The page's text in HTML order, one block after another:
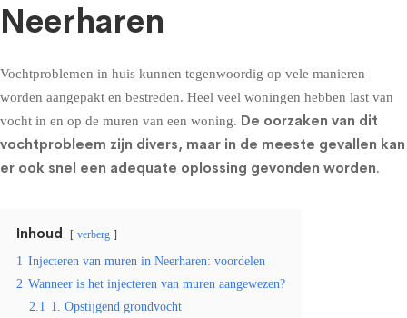
Neerharen
Vochtproblemen in huis kunnen tegenwoordig op vele manieren
worden aangepakt en bestreden. Heel veel woningen hebben last van
vocht in en op de muren van een woning. De oorzaken van dit
vochtprobleem zijn divers, maar in de meeste gevallen kan
er ook snel een adequate oplossing gevonden worden.
Inhoud verberg
1 Injecteren van muren in Neerharen: voordelen
2 Wanneer is het injecteren van muren aangewezen?
2.1 1. Opstijgend grondvocht